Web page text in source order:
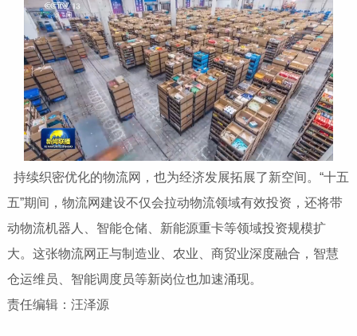
持续织密优化的物流网，也为经济发展拓展了新空间。“十五
五”期间，物流网建设不仅会拉动物流领域有效投资，还将带
动物流机器人、智能仓储、新能源重卡等领域投资规模扩
大。这张物流网正与制造业、农业、商贸业深度融合，智慧
仓运维员、智能调度员等新岗位也加速涌现。
责任编辑：汪泽源